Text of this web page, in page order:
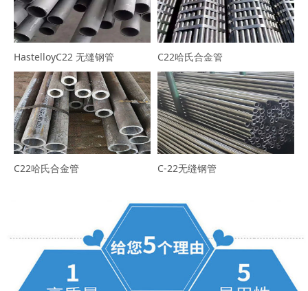
HastelloyC22 无缝钢管 C22哈氏合金管
C22哈氏合金管 C-22无缝钢管